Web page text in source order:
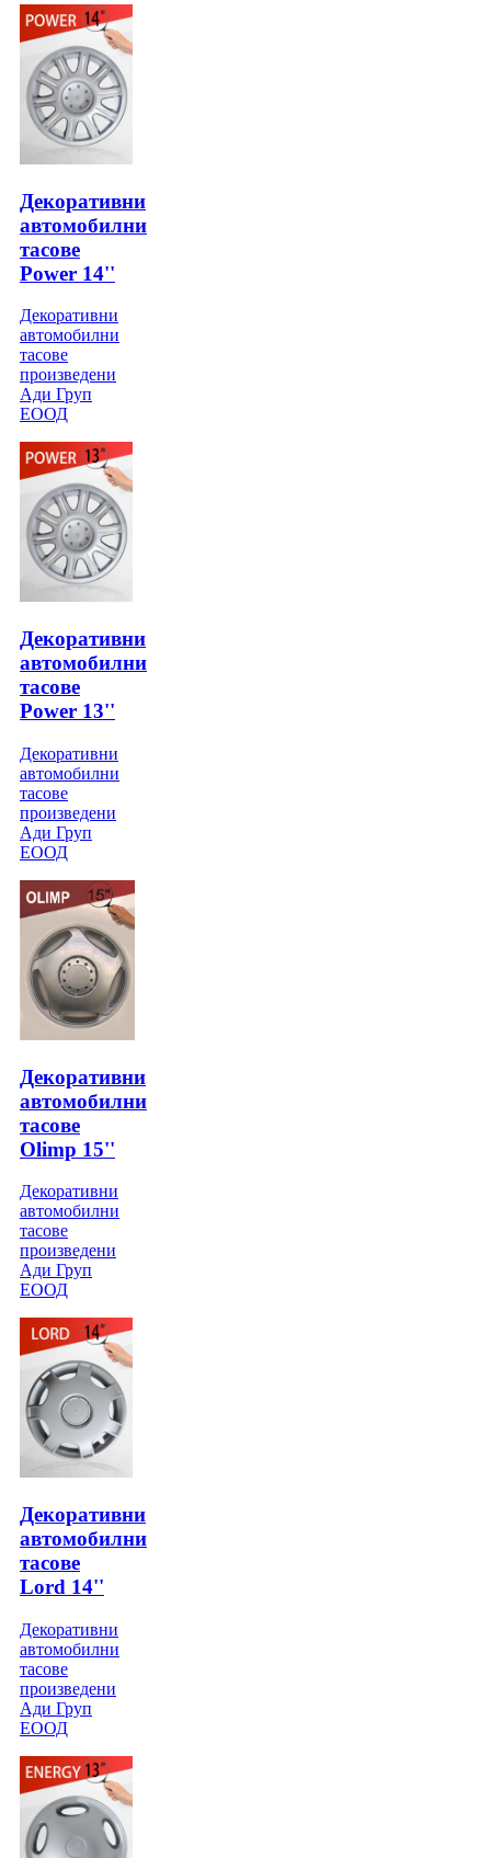
Декоративни
автомобилни
тасове
Power 14''
Декоративни
автомобилни
тасове
произведени
Ади Груп
ЕООД
Декоративни
автомобилни
тасове
Power 13''
Декоративни
автомобилни
тасове
произведени
Ади Груп
ЕООД
Декоративни
автомобилни
тасове
Olimp 15''
Декоративни
автомобилни
тасове
произведени
Ади Груп
ЕООД
Декоративни
автомобилни
тасове
Lord 14''
Декоративни
автомобилни
тасове
произведени
Ади Груп
ЕООД